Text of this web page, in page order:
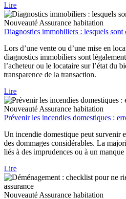
Lire
Nouveauté Assurance habitation
Diagnostics immobiliers : lesquels
Lors d’une vente ou d’une mise en
diagnostics immobiliers sont
l’acheteur ou le locataire sur l’état du
transparence de la transaction.
Lire
Nouveauté Assurance habitation
Prévenir les incendies domestiques :
Un incendie domestique peut survenir
des dommages considérables. La
liés à des imprudences ou à un
Lire
Nouveauté Assurance habitation